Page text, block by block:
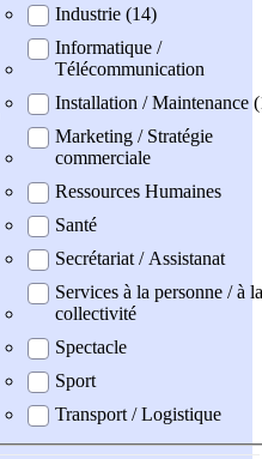
Industrie (14)
Informatique /
Télécommunication
Installation / Maintenance
Marketing / Stratégie
commerciale
Ressources Humaines
Santé
Secrétariat / Assistanat
Services à la personne / à la
collectivité
Spectacle
Sport
Transport / Logistique